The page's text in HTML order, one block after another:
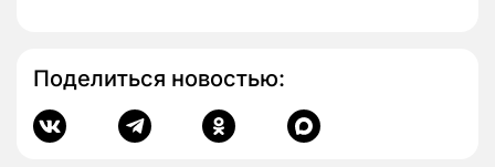
Поделиться новостью: